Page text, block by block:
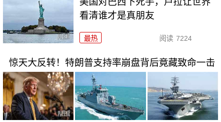
看清谁才是真朋友
最热 阅读 7224
惊天大反转！特朗普支持率崩盘背后竟藏致命一击